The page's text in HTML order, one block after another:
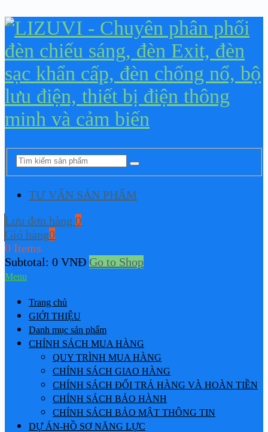
TƯ VẤN SẢN PHẨM
Lưu đơn hàng 0
Giỏ hàng0
0 Items
Subtotal: 0 VNĐ Go to Shop
Menu
Trang chủ
GIỚI THIỆU
Danh mục sản phẩm
CHÍNH SÁCH MUA HÀNG
QUY TRÌNH MUA HÀNG
CHÍNH SÁCH GIAO HÀNG
CHÍNH SÁCH ĐỔI TRẢ HÀNG VÀ HOÀN TIỀN
CHÍNH SÁCH BẢO HÀNH
CHÍNH SÁCH BẢO MẬT THÔNG TIN
DỰ ÁN-HỒ SƠ NĂNG LỰC